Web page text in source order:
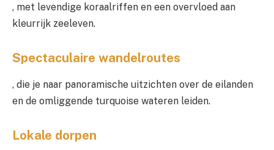
, met levendige koraalriffen en een overvloed aan
kleurrijk zeeleven.
Spectaculaire wandelroutes
, die je naar panoramische uitzichten over de eilanden
en de omliggende turquoise wateren leiden.
Lokale dorpen